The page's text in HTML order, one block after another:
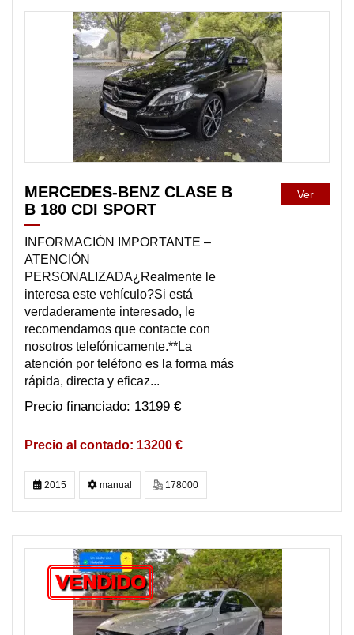
DISPONIBLE
MERCEDES-BENZ CLASE B
B 180 CDI SPORT
INFORMACIÓN IMPORTANTE –
ATENCIÓN
PERSONALIZADA¿Realmente le
interesa este vehículo?Si está
verdaderamente interesado, le
recomendamos que contacte con
nosotros telefónicamente.**La
atención por teléfono es la forma más
rápida, directa y eficaz...
13199 €
13200 €
Ver
2015 manual 178000
VENDIDO